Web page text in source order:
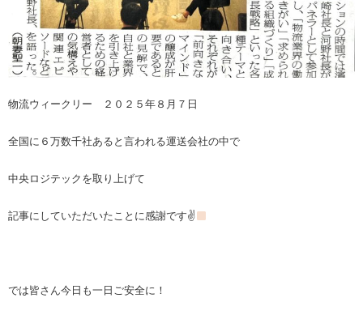
物流ウィークリー ２０２５年８月７日
全国に６万数千社あると言われる運送会社の中で
中央ロジテックを取り上げて
記事にしていただいたことに感謝です✌
では皆さん今日も一日ご安全に！